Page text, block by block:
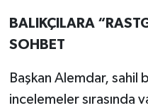
BALIKÇILARA
SOHBET
Başkan Alemdar, sahil
incelemeler